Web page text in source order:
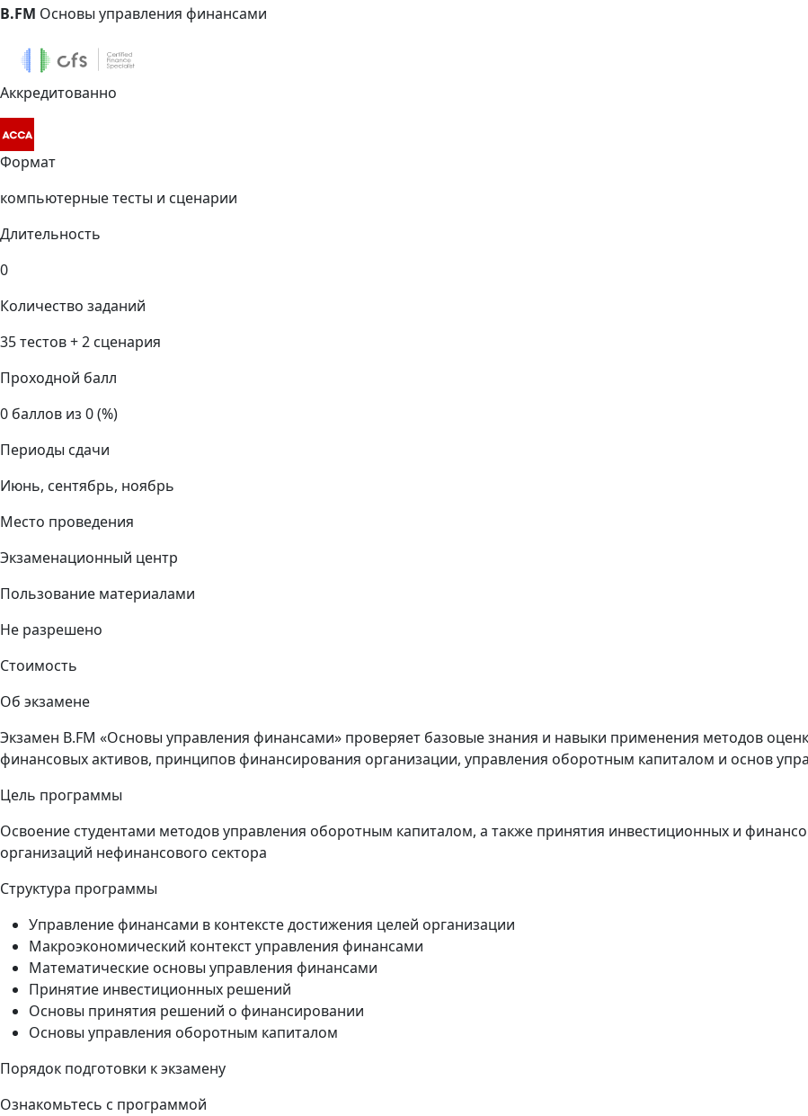
B.FM Основы управления финансами
Аккредитованно
Формат
компьютерные тесты и сценарии
Длительность
0
Количество заданий
35 тестов + 2 сценария
Проходной балл
0 баллов из 0 (%)
Периоды сдачи
Июнь, сентябрь, ноябрь
Место проведения
Экзаменационный центр
Пользование материалами
Не разрешено
Стоимость
Об экзамене
Экзамен B.FM «Основы управления финансами» проверяет базовые знания и навыки применения методов
финансовых активов, принципов финансирования организации, управления оборотным капиталом и основ
Цель программы
Освоение студентами методов управления оборотным капиталом, а также принятия инвестиционных и
организаций нефинансового сектора
Структура программы
Управление финансами в контексте достижения целей организации
Макроэкономический контекст управления финансами
Математические основы управления финансами
Принятие инвестиционных решений
Основы принятия решений о финансировании
Основы управления оборотным капиталом
Порядок подготовки к экзамену
Ознакомьтесь с программой